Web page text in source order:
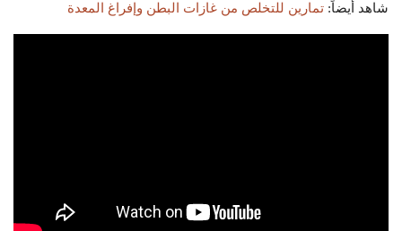
شاهد أيضاً: تمارين للتخلص من غازات البطن وإفراغ المعدة